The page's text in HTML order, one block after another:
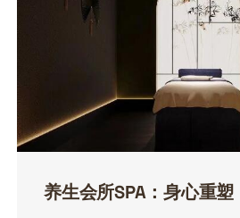
养生会所SPA：身心重塑